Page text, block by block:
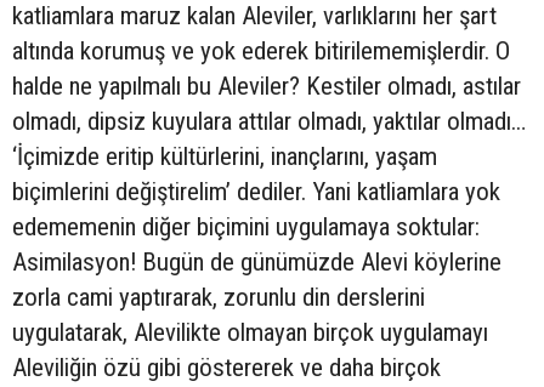
katliamlara maruz kalan Aleviler, varlıklarını her şart
altında korumuş ve yok ederek bitirilememişlerdir. O
halde ne yapılmalı bu Aleviler? Kestiler olmadı, astılar
olmadı, dipsiz kuyulara attılar olmadı, yaktılar olmadı…
‘İçimizde eritip kültürlerini, inançlarını, yaşam
biçimlerini değiştirelim’ dediler. Yani katliamlara yok
edememenin diğer biçimini uygulamaya soktular:
Asimilasyon! Bugün de günümüzde Alevi köylerine
zorla cami yaptırarak, zorunlu din derslerini
uygulatarak, Alevilikte olmayan birçok uygulamayı
Aleviliğin özü gibi göstererek ve daha birçok